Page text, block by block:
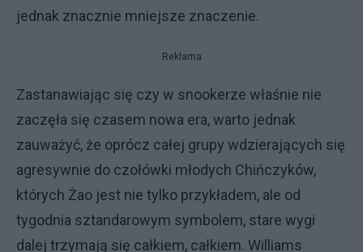
jednak znacznie mniejsze znaczenie.
Reklama
Zastanawiając się czy w snookerze właśnie nie
zaczęła się czasem nowa era, warto jednak
zauważyć, że oprócz całej grupy wdzierających się
agresywnie do czołówki młodych Chińczyków,
których Żao jest nie tylko przykładem, ale od
tygodnia sztandarowym symbolem, stare wygi
dalej trzymają się całkiem, całkiem. Williams